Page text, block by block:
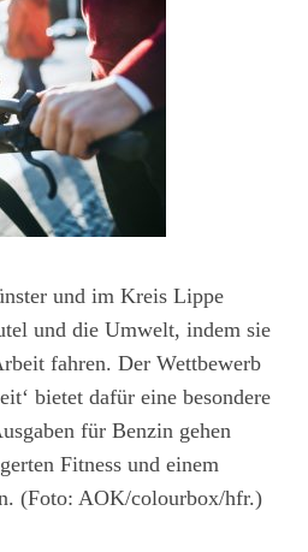
und im Kreis Lippe
und die Umwelt, indem sie
fahren. Der Wettbewerb
bietet dafür eine besondere
für Benzin gehen
Fitness und einem
(Foto: AOK/colourbox/hfr.)